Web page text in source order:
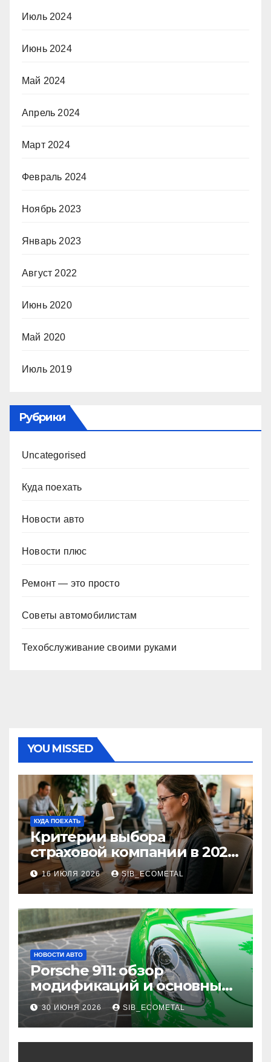
Июль 2024
Июнь 2024
Май 2024
Апрель 2024
Март 2024
Февраль 2024
Ноябрь 2023
Январь 2023
Август 2022
Июнь 2020
Май 2020
Июль 2019
Рубрики
Uncategorised
Куда поехать
Новости авто
Новости плюс
Ремонт — это просто
Советы автомобилистам
Техобслуживание своими руками
YOU MISSED
КУДА ПОЕХАТЬ
Критерии выбора
страховой компании в 2026
году: надежность и
реальные отзывы о
выплатах
16 ИЮЛЯ 2026 SIB_ECOMETAL
НОВОСТИ АВТО
Porsche 911: обзор
модификаций и основные
характеристики
30 ИЮНЯ 2026 SIB_ECOMETAL